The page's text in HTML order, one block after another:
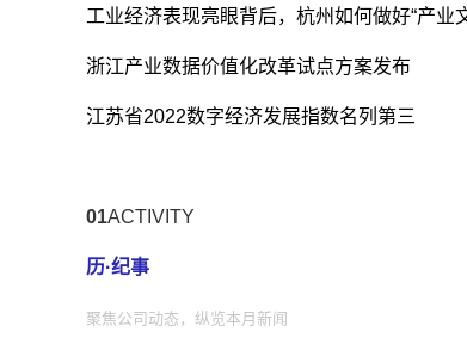
工业经济表现亮眼背后，杭州如何做好“产业
浙江产业数据价值化改革试点方案发布
江苏省2022数字经济发展指数名列第三
01ACTIVITY
历·纪事
聚焦公司动态，纵览本月新闻